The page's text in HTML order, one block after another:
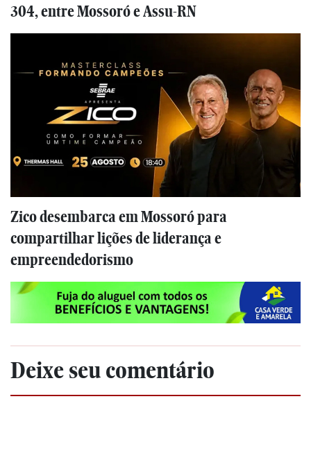
304, entre Mossoró e Assu-RN
Zico desembarca em Mossoró para
compartilhar lições de liderança e
empreendedorismo
Deixe seu comentário